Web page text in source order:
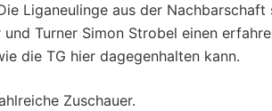
Liganeulinge aus der
Turner Simon Strobel einen
die TG hier dagegenhalten kann.
Zuschauer.